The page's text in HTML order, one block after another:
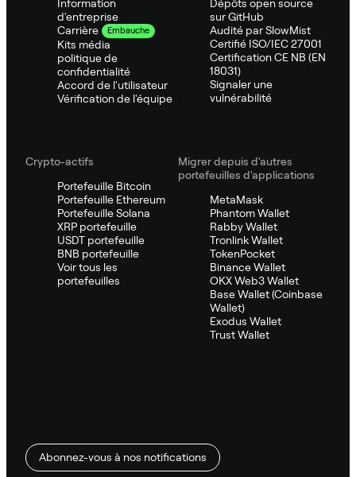
Information
d'entreprise
Carrière
Embauche
Kits média
politique de
confidentialité
Accord de l'utilisateur
Vérification de l'équipe
Dépôts open source
sur GitHub
Audité par SlowMist
Certifié ISO/IEC 27001
Certification CE NB (EN
18031)
Signaler une
vulnérabilité
Crypto-actifs
Portefeuille Bitcoin
Portefeuille Ethereum
Portefeuille Solana
XRP portefeuille
USDT portefeuille
BNB portefeuille
Voir tous les
portefeuilles
Migrer depuis d'autres
portefeuilles d'applications
MetaMask
Phantom Wallet
Rabby Wallet
Tronlink Wallet
TokenPocket
Binance Wallet
OKX Web3 Wallet
Base Wallet (Coinbase
Wallet)
Exodus Wallet
Trust Wallet
Abonnez-vous à nos notifications